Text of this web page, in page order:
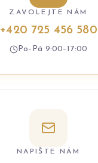
ZAVOLEJTE NÁM
+420 725 456 580
Po–Pá 9:00–17:00
NAPIŠTE NÁM